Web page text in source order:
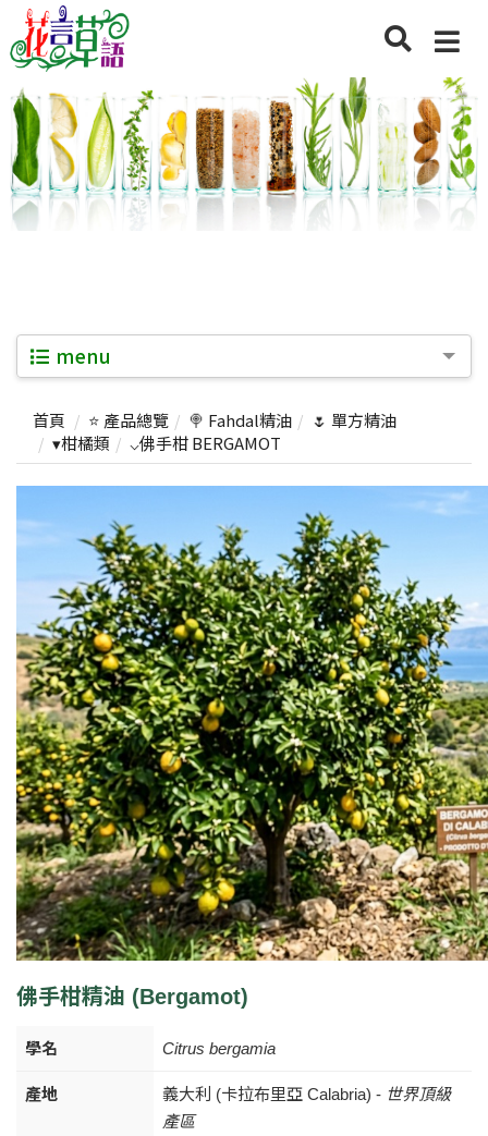
menu
首頁 ⭐ 產品總覽 🍭 Fahdal精油
🌷 單方精油
▾柑橘類
⌵佛手柑 BERGAMOT
佛手柑精油 (Bergamot)
學名 Citrus bergamia
產地 義大利 (卡拉布里亞 Calabria) - 世界頂級
產區